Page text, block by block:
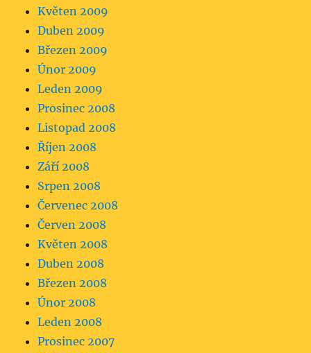
Květen 2009
Duben 2009
Březen 2009
Únor 2009
Leden 2009
Prosinec 2008
Listopad 2008
Říjen 2008
Září 2008
Srpen 2008
Červenec 2008
Červen 2008
Květen 2008
Duben 2008
Březen 2008
Únor 2008
Leden 2008
Prosinec 2007